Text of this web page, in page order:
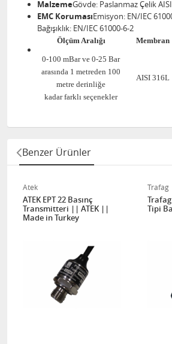
MalzemeGövde: Paslanmaz Çelik
EMC KorumasıEmisyon: EN/IEC
Bağışıklık: EN/IEC 61000-6-2
Ölçüm Aralığı Membran
0-100 mBar ve 0-25 Bar
arasında 1 metreden 100
metre derinliğe
kadar farklı seçenekler
AISI 316L
Benzer Ürünler
Atek
ATEK EPT 22 Basınç
Transmitteri || ATEK ||
Made in Turkey
Trafag
Tipi